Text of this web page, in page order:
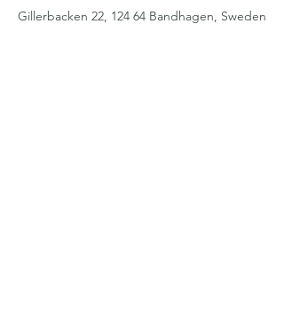
Gillerbacken 22, 124 64 Bandhagen, Sweden